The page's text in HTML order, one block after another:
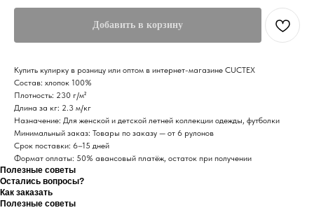
Добавить в корзину
Купить кулирку в розницу или оптом в интернет-магазине CUCTEX
Состав: хлопок 100%
Плотность: 230 г/м²
Длина за кг: 2.3 м/кг
Назначение: Для женской и детской летней коллекции одежды, футболки
Минимальный заказ: Товары по заказу — от 6 рулонов
Срок поставки: 6–15 дней
Формат оплаты: 50% авансовый платёж, остаток при получении
Полезные советы
Остались вопросы?
Как заказать
Полезные советы